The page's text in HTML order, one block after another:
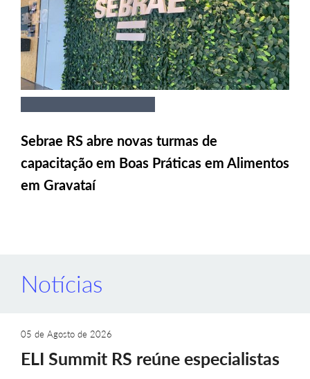
Sebrae RS abre novas turmas de
capacitação em Boas Práticas em Alimentos
em Gravataí
Notícias
05 de Agosto de 2026
ELI Summit RS reúne especialistas